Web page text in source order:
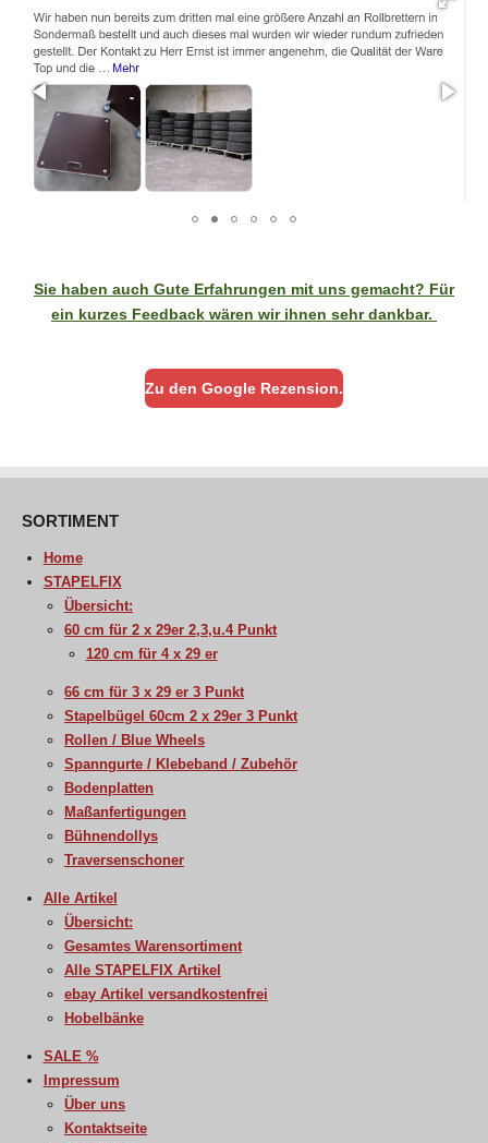
Sie haben auch Gute Erfahrungen mit uns gemacht? Für
ein kurzes Feedback wären wir ihnen sehr dankbar.
Zu den Google Rezension.
SORTIMENT
Home
STAPELFIX
Übersicht:
60 cm für 2 x 29er 2,3,u.4 Punkt
120 cm für 4 x 29 er
66 cm für 3 x 29 er 3 Punkt
Stapelbügel 60cm 2 x 29er 3 Punkt
Rollen / Blue Wheels
Spanngurte / Klebeband / Zubehör
Bodenplatten
Maßanfertigungen
Bühnendollys
Traversenschoner
Alle Artikel
Übersicht:
Gesamtes Warensortiment
Alle STAPELFIX Artikel
ebay Artikel versandkostenfrei
Hobelbänke
SALE %
Impressum
Über uns
Kontaktseite